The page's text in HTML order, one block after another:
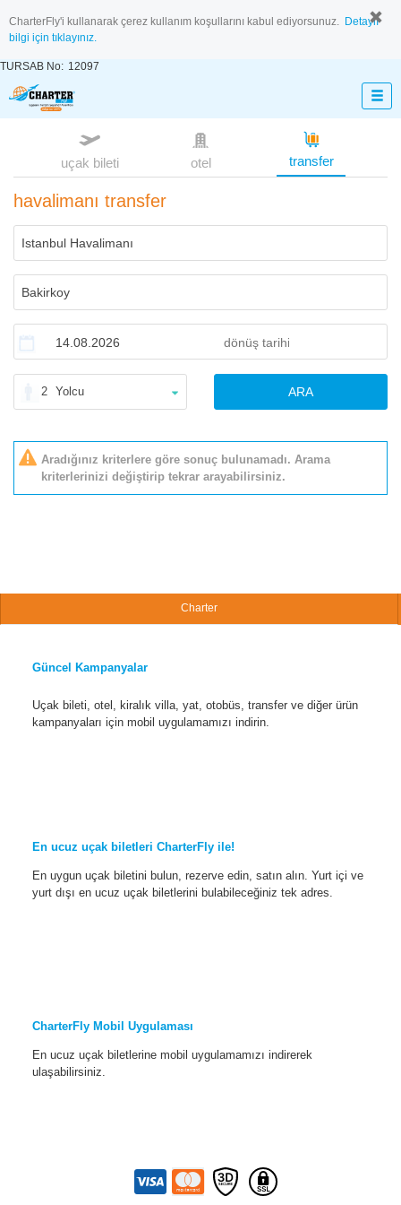
CharterFly'i kullanarak çerez kullanım koşullarını kabul ediyorsunuz. Detaylı
bilgi için tıklayınız.
TURSAB No: 12097
uçak bileti otel transfer
havalimanı transfer
2 Yolcu ARA
Aradığınız kriterlere göre sonuç bulunamadı. Arama
kriterlerinizi değiştirip tekrar arayabilirsiniz.
Charter
Güncel Kampanyalar
Uçak bileti, otel, kiralık villa, yat, otobüs, transfer ve diğer ürün
kampanyaları için mobil uygulamamızı indirin.
En ucuz uçak biletleri CharterFly ile!
En uygun uçak biletini bulun, rezerve edin, satın alın. Yurt içi ve
yurt dışı en ucuz uçak biletlerini bulabileceğiniz tek adres.
CharterFly Mobil Uygulaması
En ucuz uçak biletlerine mobil uygulamamızı indirerek
ulaşabilirsiniz.